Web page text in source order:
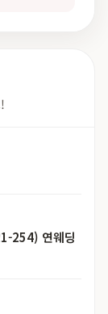
254) 연웨딩